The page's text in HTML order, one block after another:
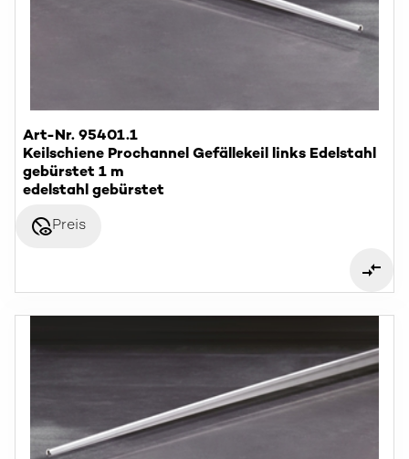
Art-Nr. 95401.1
Keilschiene Prochannel Gefällekeil links Edelstahl
gebürstet 1 m
edelstahl gebürstet
disabled_visiblePreis